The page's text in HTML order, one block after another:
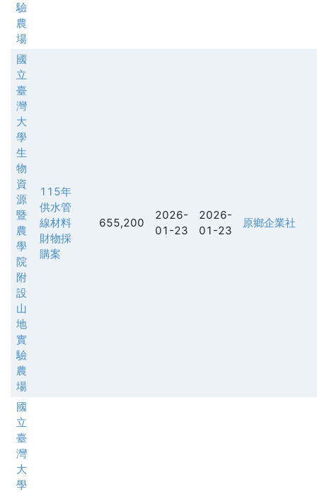
驗
農
場
國
立
臺
灣
大
學
生
物
資
源
暨
農
學
院
附
設
山
地
實
驗
農
場
115年
供水管
線材料
財物採
購案
655,200
2026-
01-23
2026-
01-23
原鄉企業社
國
立
臺
灣
大
學